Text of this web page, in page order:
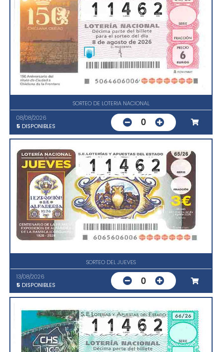
SORTEO DE LOTERIA NACIONAL
08/08/2026
5 DISPONIBLES 0
SORTEO DEL JUEVES
13/08/2026
5 DISPONIBLES 0